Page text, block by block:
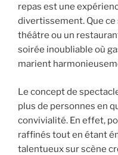
repas est une
divertissement. Que ce
théâtre ou un
soirée inoubliable où
marient
Le concept de
plus de personnes en
convivialité. En effet,
raffinés tout en étant
talentueux sur scène